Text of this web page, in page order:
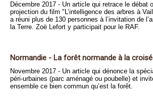
Décembre 2017 - Un article qui retrace le débat
projection du film "L’intelligence des arbres à
a réuni plus de 130 personnes à l’invitation de
la Terre. Zoë Lefort y participait pour le RAF.
Normandie - La forêt normande à la
Novembre 2017 - Un article qui dénonce la
péri-urbaines (parc aménagé ou poubelle) et
ensemble ce bien commun qu’est la forêt.